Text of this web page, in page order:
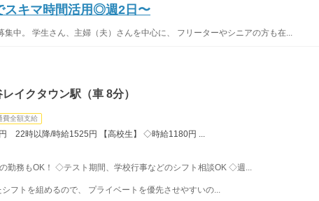
スキマ時間活用◎週2日〜
中。 学生さん、主婦（夫）さんを中心に、 フリーターやシニアの方も在...
イクタウン駅（車 8分）
費全額支給
22時以降/時給1525円 【高校生】 ◇時給1180円 ...
勤務もOK！ ◇テスト期間、学校行事などのシフト相談OK ◇週...
フトを組めるので、 プライベートを優先させやすいの...